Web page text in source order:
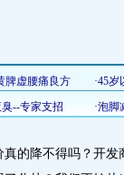
降不得吗？开发